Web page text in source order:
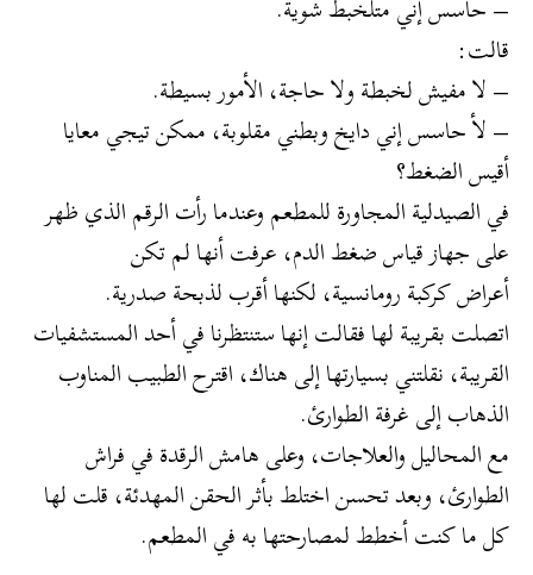
– حاسس إني متلخبط شوية.
قالت:
– لا مفيش لخبطة ولا حاجة، الأمور بسيطة.
– لأ حاسس إني دايخ وبطني مقلوبة، ممكن تيجي معايا
أقيس الضغط؟
في الصيدلية المجاورة للمطعم وعندما رأت الرقم الذي ظهر
على جهاز قياس ضغط الدم، عرفت أنها لم تكن
أعراض كركبة رومانسية، لكنها أقرب لذبحة صدرية.
اتصلت بقريبة لها فقالت إنها ستنتظرنا في أحد المستشفيات
القريبة، نقلتني بسيارتها إلى هناك، اقترح الطبيب المناوب
الذهاب إلى غرفة الطوارئ.
مع المحاليل والعلاجات، وعلى هامش الرقدة في فراش
الطوارئ، وبعد تحسن اختلط بأثر الحقن المهدئة، قلت لها
كل ما كنت أخطط لمصارحتها به في المطعم.